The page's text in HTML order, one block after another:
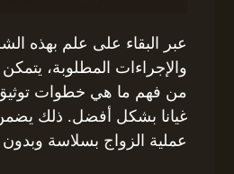
عبر البقاء على علم بهذه
والإجراءات المطلوبة،
من فهم ما هي خطوات
غيانا بشكل أفضل. ذلك
عملية الزواج بسلاسة وبدون